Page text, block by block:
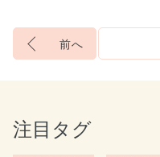
前へ
注目タグ